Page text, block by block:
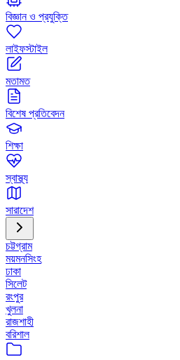
বিজ্ঞান ও প্রযুক্তি
লাইফস্টাইল
মতামত
বিশেষ প্রতিবেদন
শিক্ষা
স্বাস্থ্য
সারাদেশ
চট্টগ্রাম
ময়মনসিংহ
ঢাকা
সিলেট
রংপুর
খুলনা
রাজশাহী
বরিশাল